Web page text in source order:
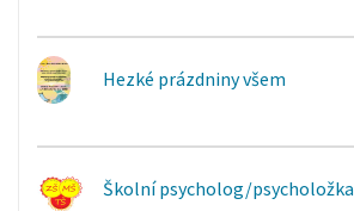
Hezké prázdniny všem
Školní psycholog/psycholožka